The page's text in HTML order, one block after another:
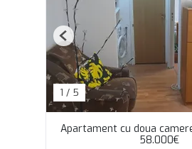
1 / 5
Previous
Apartament cu doua
58.000€